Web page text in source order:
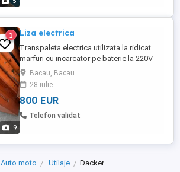
9
1 Liza electrica
Transpaleta electrica utilizata la ridicat
marfuri cu incarcator pe baterie la 220V
Bacau, Bacau
28 iulie
800 EUR
Telefon validat
Auto moto Utilaje Dacker